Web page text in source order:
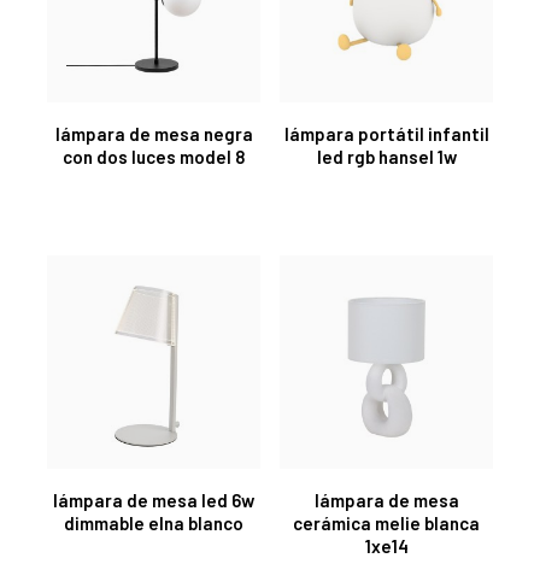
lámpara de mesa negra
con dos luces model 8
lámpara portátil infantil
led rgb hansel 1w
lámpara de mesa led 6w
dimmable elna blanco
lámpara de mesa
cerámica melie blanca
1xe14